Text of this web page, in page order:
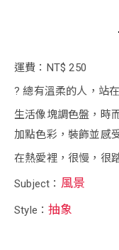
運費：NT$ 250
? 總有溫柔的人，站
生活像塊調色盤，時
加點色彩，裝飾並感
在熱愛裡，很慢，很
Subject： 風景
Style：抽象